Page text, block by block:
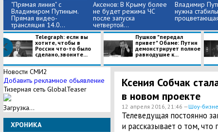
"Прямая линия" с
Владимиром Путиным.
Прямая видео-
трансляция 14.0...
Аксенов: В Крыму более
не будет режима ЧС
после запуска
четвертой...
Владимир
нужна
Telegraph: если вы
хотите, чтобы в
России что-то было
сделано, звоните...
Пушков "передал
привет" Обаме: Путин
демонстрирует полное
равнодушие к...
Новости СМИ2
Добавить рекламное обьявление
Тизерная сеть GlobalTeaser
Загрузка...
ХРОНИКА
Ксения Собчак
в новом проекте
12 апреля 2016, 21:46 —Шоу-
Телеведущая постоянно
и рассказывает о том, что